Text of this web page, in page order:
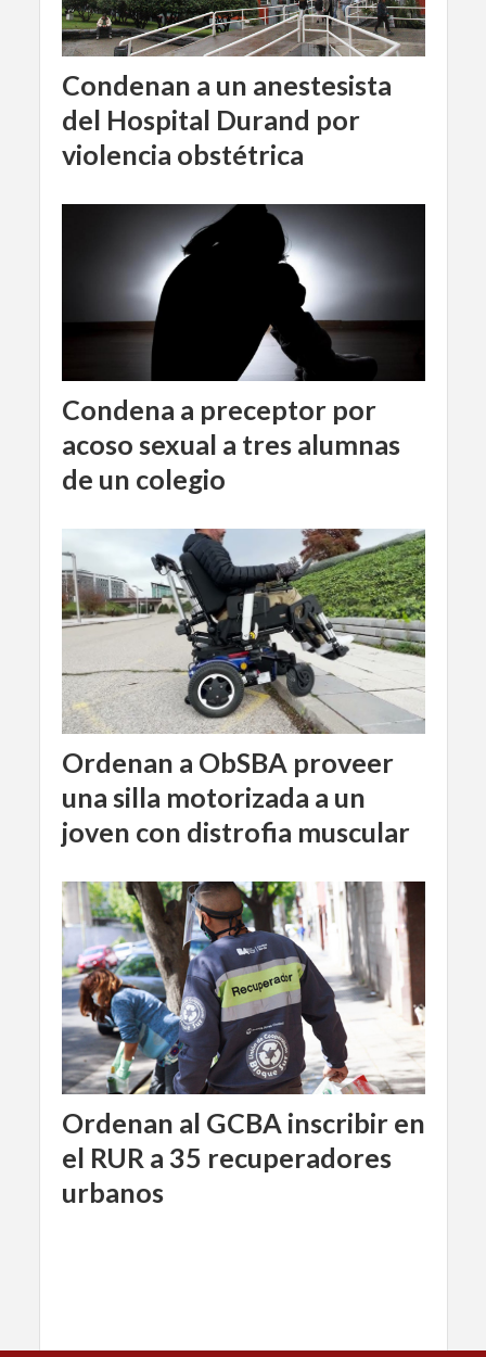
Condenan a un anestesista
del Hospital Durand por
violencia obstétrica
Condena a preceptor por
acoso sexual a tres alumnas
de un colegio
Ordenan a ObSBA proveer
una silla motorizada a un
joven con distrofia muscular
Ordenan al GCBA inscribir en
el RUR a 35 recuperadores
urbanos